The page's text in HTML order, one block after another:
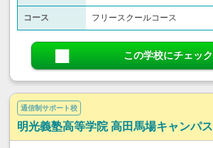
コース フリースクールコース
この学校にチェック
通信制サポート校
明光義塾高等学院 高田馬場キャンパス